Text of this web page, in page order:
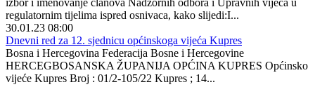
izbor i imenovanje clanova Nadzornih odbora i Upravnih vijeca u
regulatornim tijelima ispred osnivaca, kako slijedi:I...
30.01.23 08:00
Dnevni red za 12. sjednicu općinskoga vijeća Kupres
Bosna i Hercegovina Federacija Bosne i Hercegovine
HERCEGBOSANSKA ŽUPANIJA OPĆINA KUPRES Općinsko
vijeće Kupres Broj : 01/2-105/22 Kupres ; 14...